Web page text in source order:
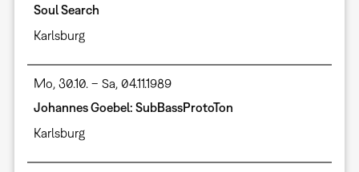
Soul Search
Karlsburg
Mo, 30.10. – Sa, 04.11.1989
Johannes Goebel: SubBassProtoTon
Karlsburg